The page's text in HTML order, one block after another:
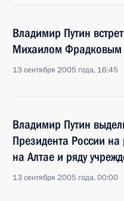
Владимир Путин
Михаилом Фрадковым
13 сентября 2005 года, 16:45
Владимир Путин
Президента России
на Алтае и ряду
13 сентября 2005 года, 00:00